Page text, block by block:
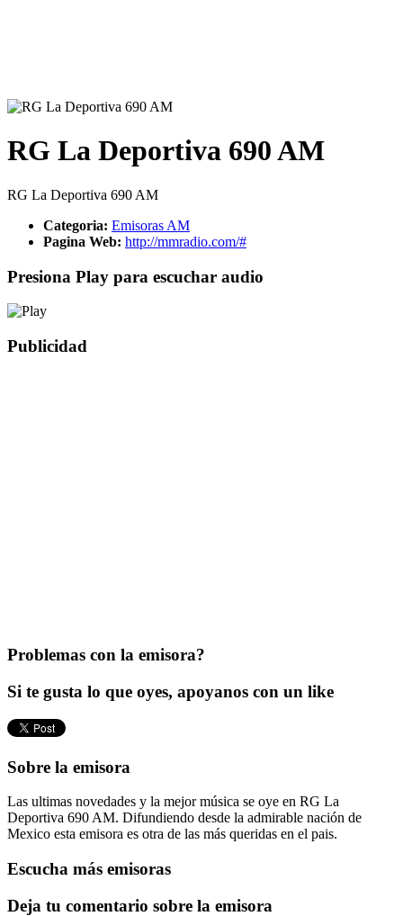
RG La Deportiva 690 AM
RG La Deportiva 690 AM
Categoria: Emisoras AM
Pagina Web: http://mmradio.com/#
Presiona Play para escuchar audio
Publicidad
Problemas con la emisora?
Si te gusta lo que oyes, apoyanos con un like
Sobre la emisora
Las ultimas novedades y la mejor música se oye en RG La
Deportiva 690 AM. Difundiendo desde la admirable nación de
Mexico esta emisora es otra de las más queridas en el pais.
Escucha más emisoras
Deja tu comentario sobre la emisora